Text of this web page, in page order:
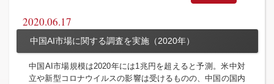
2020.06.17
中国AI市場に関する調査を実施（2020年）
中国AI市場規模は2020年には1兆円を超えると予測。米中対
立や新型コロナウイルスの影響は受けるものの、中国の国内